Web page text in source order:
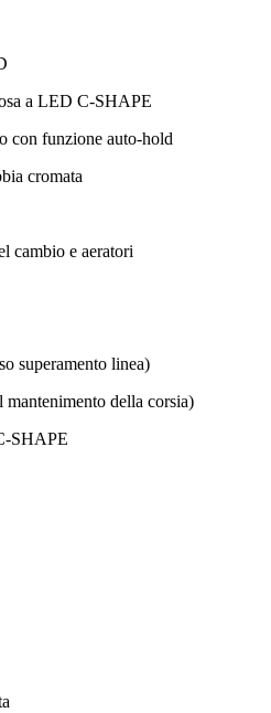
a LED C-SHAPE
con funzione auto-hold
cromata
cambio e aeratori
superamento linea)
mantenimento della corsia)
SHAPE